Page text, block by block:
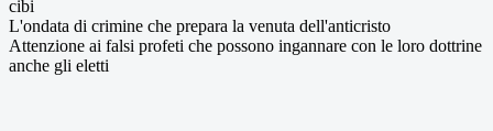
cibi
L'ondata di crimine che prepara la venuta dell'anticristo
Attenzione ai falsi profeti che possono ingannare con le loro dottrine
anche gli eletti